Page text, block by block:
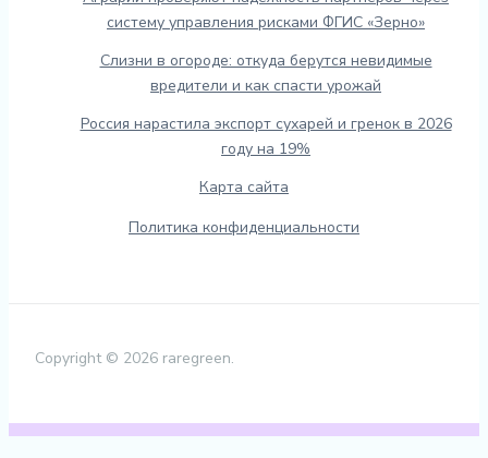
систему управления рисками ФГИС «Зерно»
Слизни в огороде: откуда берутся невидимые
вредители и как спасти урожай
Россия нарастила экспорт сухарей и гренок в 2026
году на 19%
Карта сайта
Политика конфиденциальности
Copyright © 2026 raregreen.